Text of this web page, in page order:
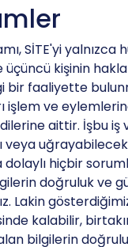
SİTE'yi
üçüncü kişinin
faaliyette
işlem ve
aittir. İşbu
veya
hiçbir
doğruluk ve
Lakin
kalabilir,
bilgilerin